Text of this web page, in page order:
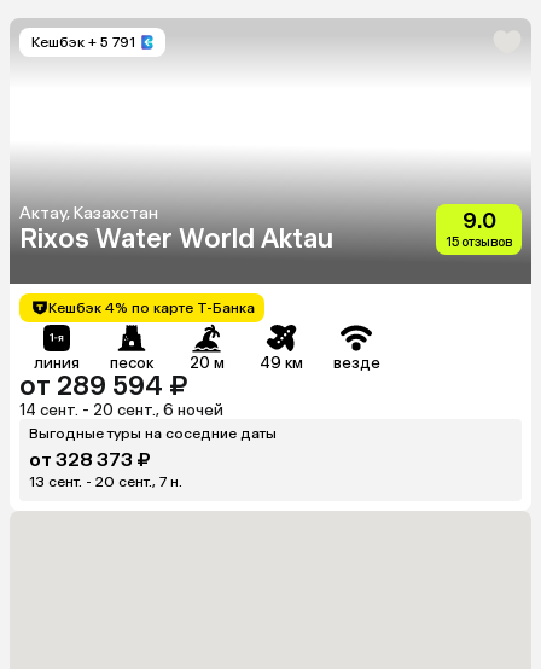
Кешбэк + 5 791
Актау, Казахстан
Rixos Water World Aktau
9.0
15 отзывов
Кешбэк 4% по карте Т-Банка
линия песок 20 м 49 км везде
от 289 594 ₽
14 сент. - 20 сент., 6 ночей
Выгодные туры на соседние даты
от 328 373 ₽
13 сент. - 20 сент., 7 н.